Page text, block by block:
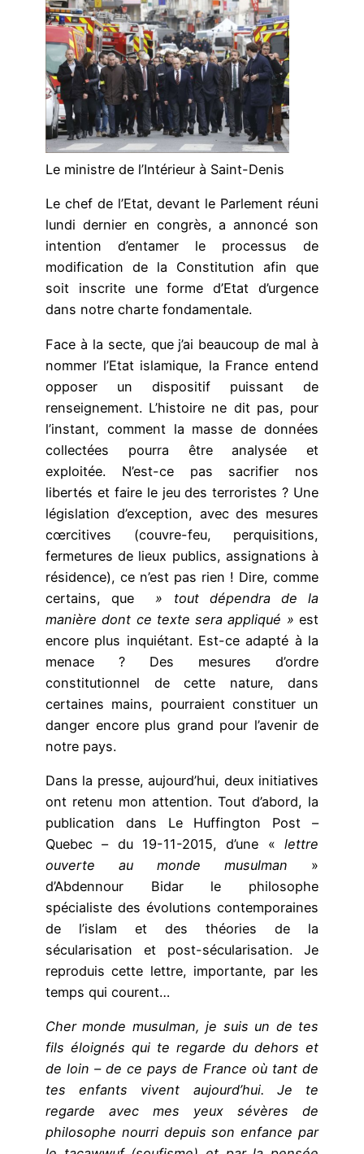
Le ministre de l’Intérieur à Saint-Denis
Le chef de l’Etat, devant le Parlement réuni
lundi dernier en congrès, a annoncé son
intention d’entamer le processus de
modification de la Constitution afin que
soit inscrite une forme d’Etat d’urgence
dans notre charte fondamentale.
Face à la secte, que j’ai beaucoup de mal à
nommer l’Etat islamique, la France entend
opposer un dispositif puissant de
renseignement. L’histoire ne dit pas, pour
l’instant, comment la masse de données
collectées pourra être analysée et
exploitée. N’est-ce pas sacrifier nos
libertés et faire le jeu des terroristes ? Une
législation d’exception, avec des mesures
cœrcitives (couvre-feu, perquisitions,
fermetures de lieux publics, assignations à
résidence), ce n’est pas rien ! Dire, comme
certains, que
» tout dépendra de la
manière dont ce texte sera appliqué » est
encore plus inquiétant. Est-ce adapté à la
menace ? Des mesures d’ordre
constitutionnel de cette nature, dans
certaines mains, pourraient constituer un
danger encore plus grand pour l’avenir de
notre pays.
Dans la presse, aujourd’hui, deux initiatives
ont retenu mon attention. Tout d’abord, la
publication dans Le Huffington Post –
Quebec – du 19-11-2015, d’une « lettre
ouverte au monde musulman »
d’Abdennour Bidar le philosophe
spécialiste des évolutions contemporaines
de l’islam et des théories de la
sécularisation et post-sécularisation. Je
reproduis cette lettre, importante, par les
temps qui courent…
Cher monde musulman, je suis un de tes
fils éloignés qui te regarde du dehors et
de loin – de ce pays de France où tant de
tes enfants vivent aujourd’hui. Je te
regarde avec mes yeux sévères de
philosophe nourri depuis son enfance par